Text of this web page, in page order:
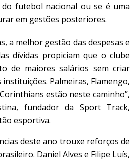
do futebol nacional ou se é uma
em gestões posteriores.
a melhor gestão das despesas e
dívidas propiciam que o clube
de maiores salários sem criar
instituições. Palmeiras, Flamengo,
estão neste caminho”,
fundador da Sport Track,
esportiva.
deste ano trouxe reforços de
Daniel Alves e Filipe Luís,